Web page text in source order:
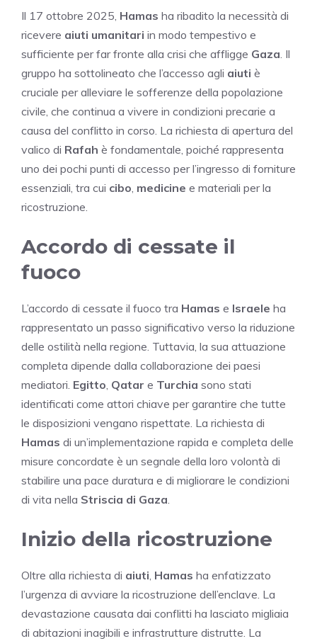
Il 17 ottobre 2025, Hamas ha ribadito la necessità di
ricevere aiuti umanitari in modo tempestivo e
sufficiente per far fronte alla crisi che affligge Gaza. Il
gruppo ha sottolineato che l’accesso agli aiuti è
cruciale per alleviare le sofferenze della popolazione
civile, che continua a vivere in condizioni precarie a
causa del conflitto in corso. La richiesta di apertura del
valico di Rafah è fondamentale, poiché rappresenta
uno dei pochi punti di accesso per l’ingresso di forniture
essenziali, tra cui cibo, medicine e materiali per la
ricostruzione.
Accordo di cessate il
fuoco
L’accordo di cessate il fuoco tra Hamas e Israele ha
rappresentato un passo significativo verso la riduzione
delle ostilità nella regione. Tuttavia, la sua attuazione
completa dipende dalla collaborazione dei paesi
mediatori. Egitto, Qatar e Turchia sono stati
identificati come attori chiave per garantire che tutte
le disposizioni vengano rispettate. La richiesta di
Hamas di un’implementazione rapida e completa delle
misure concordate è un segnale della loro volontà di
stabilire una pace duratura e di migliorare le condizioni
di vita nella Striscia di Gaza.
Inizio della ricostruzione
Oltre alla richiesta di aiuti, Hamas ha enfatizzato
l’urgenza di avviare la ricostruzione dell’enclave. La
devastazione causata dai conflitti ha lasciato migliaia
di abitazioni inagibili e infrastrutture distrutte. La